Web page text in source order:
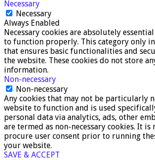
Necessary
Necessary
Always Enabled
Necessary cookies are absolutely
to function properly. This category only
that ensures basic functionalities and
the website. These cookies do not store
information.
Non-necessary
Non-necessary
Any cookies that may not be particularly
website to function and is used
personal data via analytics, ads, other
are termed as non-necessary cookies. It
procure user consent prior to running
your website.
SAVE & ACCEPT